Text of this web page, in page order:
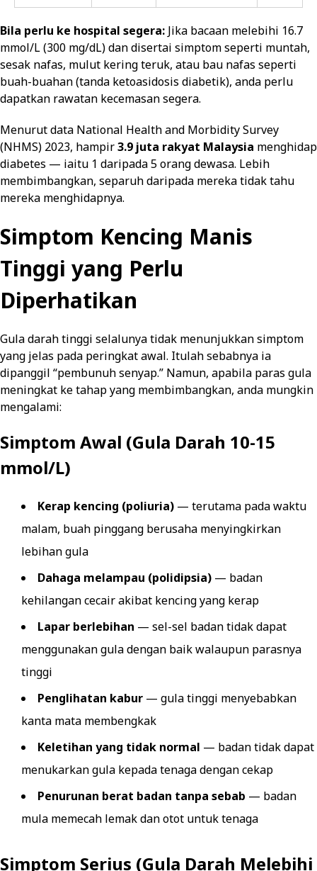
Bila perlu ke hospital segera: Jika bacaan melebihi 16.7
mmol/L (300 mg/dL) dan disertai simptom seperti muntah,
sesak nafas, mulut kering teruk, atau bau nafas seperti
buah-buahan (tanda ketoasidosis diabetik), anda perlu
dapatkan rawatan kecemasan segera.
Menurut data National Health and Morbidity Survey
(NHMS) 2023, hampir3.9 juta rakyat Malaysia menghidap
diabetes — iaitu 1 daripada 5 orang dewasa. Lebih
membimbangkan, separuh daripada mereka tidak tahu
mereka menghidapnya.
Simptom Kencing Manis
Tinggi yang Perlu
Diperhatikan
Gula darah tinggi selalunya tidak menunjukkan simptom
yang jelas pada peringkat awal. Itulah sebabnya ia
dipanggil “pembunuh senyap.” Namun, apabila paras gula
meningkat ke tahap yang membimbangkan, anda mungkin
mengalami:
Simptom Awal (Gula Darah 10-15
mmol/L)
Kerap kencing (poliuria) — terutama pada waktu
malam, buah pinggang berusaha menyingkirkan
lebihan gula
Dahaga melampau (polidipsia) — badan
kehilangan cecair akibat kencing yang kerap
Lapar berlebihan — sel-sel badan tidak dapat
menggunakan gula dengan baik walaupun parasnya
tinggi
Penglihatan kabur — gula tinggi menyebabkan
kanta mata membengkak
Keletihan yang tidak normal — badan tidak dapat
menukarkan gula kepada tenaga dengan cekap
Penurunan berat badan tanpa sebab — badan
mula memecah lemak dan otot untuk tenaga
Simptom Serius (Gula Darah Melebihi